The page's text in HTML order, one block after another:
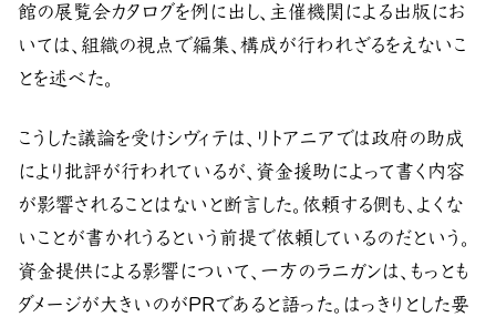
館の展覧会カタログを例に出し、主催機関による出版にお
いては、組織の視点で編集、構成が行われざるをえないこ
とを述べた。
こうした議論を受けシヴィテは、リトアニアでは政府の助成
により批評が行われているが、資金援助によって書く内容
が影響されることはないと断言した。依頼する側も、よくな
いことが書かれうるという前提で依頼しているのだという。
資金提供による影響について、一方のラニガンは、もっとも
ダメージが大きいのがPRであると語った。はっきりとした要